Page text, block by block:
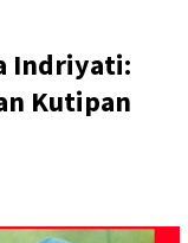
Indriyati:
Kutipan